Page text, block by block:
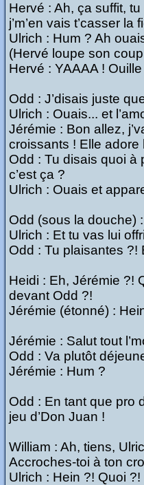
Hervé : Ah, ça suffit,
j’m’en vais t’casser la
Ulrich : Hum ? Ah
(Hervé loupe son
Hervé : YAAAA !
Odd : J’disais juste
Ulrich : Ouais... et
Jérémie : Bon allez,
croissants ! Elle adore
Odd : Tu disais quoi à
c’est ça ?
Ulrich : Ouais et
Odd (sous la douche)
Ulrich : Et tu vas lui
Odd : Tu plaisantes ?!
Heidi : Eh, Jérémie ?!
devant Odd ?!
Jérémie (étonné) :
Jérémie : Salut tout
Odd : Va plutôt
Jérémie : Hum ?
Odd : En tant que pro
jeu d’Don Juan !
William : Ah, tiens,
Accroches-toi à ton
Ulrich : Hein ?! Quoi ?!